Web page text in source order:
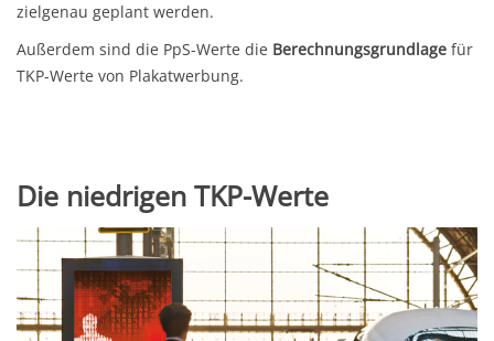
zielgenau geplant werden.
Außerdem sind die PpS-Werte die Berechnungsgrundlage für
TKP-Werte von Plakatwerbung.
Die niedrigen TKP-Werte